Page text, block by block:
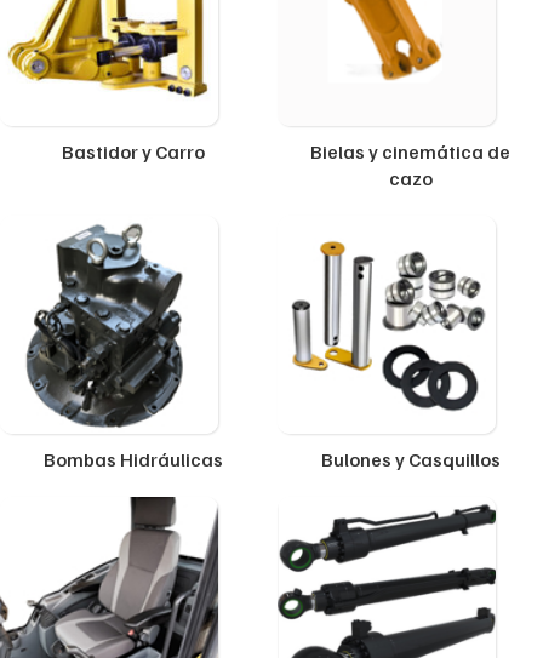
Bastidor y Carro
Bielas y cinemática de
cazo
Bombas Hidráulicas Bulones y Casquillos